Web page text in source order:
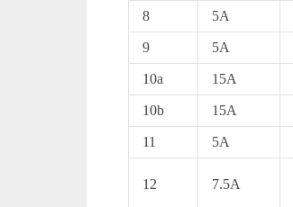
8 5A
9 5A
10a 15A
10b 15A
11 5A
12 7.5A